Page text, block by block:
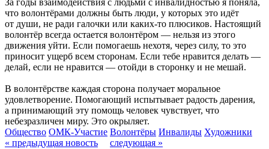
За годы взаимодействия с людьми с инвалидностью я поняла,
что волонтёрами должны быть люди, у которых это идёт
от души, не ради галочки или каких-то плюсиков. Настоящий
волонтёр всегда остается волонтёром — нельзя из этого
движения уйти. Если помогаешь нехотя, через силу, то это
приносит ущерб всем сторонам. Если тебе нравится делать —
делай, если не нравится — отойди в сторонку и не мешай.
В волонтёрстве каждая сторона получает моральное
удовлетворение. Помогающий испытывает радость дарения,
а принимающий эту помощь человек чувствует, что
небезразличен миру. Это окрыляет.
Общество ОМК-Участие Волонтёры Инвалиды Художники
« предыдущая новость
следующая »